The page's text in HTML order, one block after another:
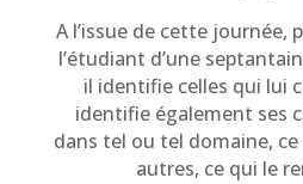
A l’issue de cette journée,
l’étudiant d’une
il identifie celles qui lui
identifie également ses
dans tel ou tel domaine,
autres, ce qui le